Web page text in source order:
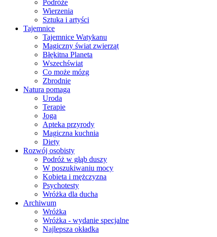
Podróże
Wierzenia
Sztuka i artyści
Tajemnice
Tajemnice Watykanu
Magiczny świat zwierząt
Błękitna Planeta
Wszechświat
Co może mózg
Zbrodnie
Natura pomaga
Uroda
Terapie
Joga
Apteka przyrody
Magiczna kuchnia
Diety
Rozwój osobisty
Podróż w głąb duszy
W poszukiwaniu mocy
Kobieta i mężczyzna
Psychotesty
Wróżka dla ducha
Archiwum
Wróżka
Wróżka - wydanie specjalne
Najlepsza okładka